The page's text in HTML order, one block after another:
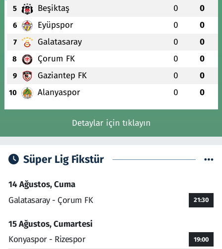
5 Beşiktaş 0 0
6 Eyüpspor 0 0
7 Galatasaray 0 0
8 Çorum FK 0 0
9 Gaziantep FK 0 0
10 Alanyaspor 0 0
Detaylar için tıklayın
Süper Lig Fikstür
14 Ağustos, Cuma
Galatasaray - Çorum FK
21:30
15 Ağustos, Cumartesi
Konyaspor - Rizespor
19:00